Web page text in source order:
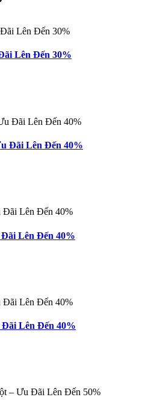
Lên Đến 30%
Đãi Lên Đến 40%
Lên Đến 40%
Lên Đến 40%